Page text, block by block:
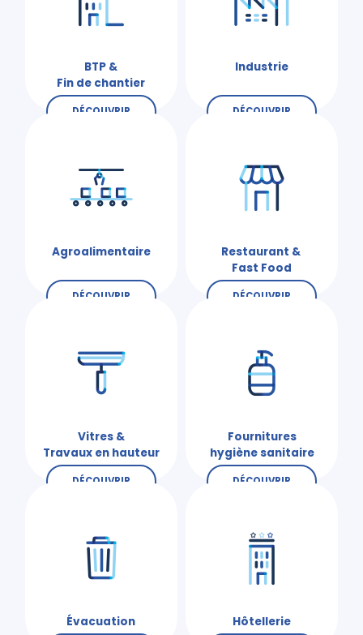
BTP &
Fin de chantier
DÉCOUVRIR
Industrie
DÉCOUVRIR
Agroalimentaire
DÉCOUVRIR
Restaurant &
Fast Food
DÉCOUVRIR
Vitres &
Travaux en hauteur
DÉCOUVRIR
Fournitures
hygiène sanitaire
DÉCOUVRIR
Évacuation Hôtellerie